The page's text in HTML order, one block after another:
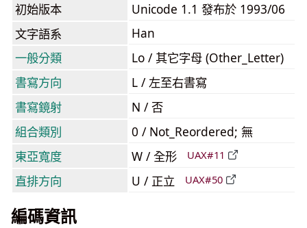
初始版本
Unicode 1.1 發布於 1993/06
文字語系
Han
一般分類
Lo / 其它字母 (Other_Letter)
書寫方向
L / 左至右書寫
書寫鏡射
N / 否
組合類別
0 / Not_Reordered; 無
東亞寬度
W / 全形 UAX#11
直排方向 U / 正立 UAX#50
編碼資訊